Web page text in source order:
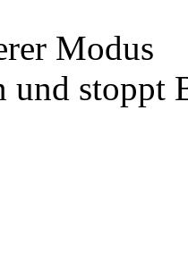
Modus
und stoppt